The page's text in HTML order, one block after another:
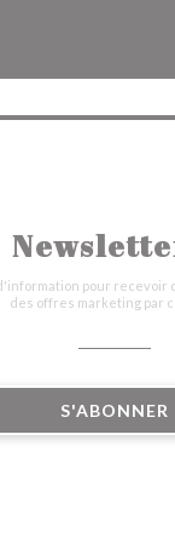
pour recevoir
des offres marketing par
S'ABONNER